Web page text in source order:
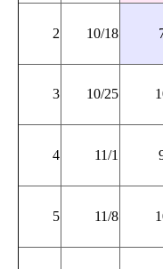
2 10/18
3 10/25
4 11/1
5 11/8